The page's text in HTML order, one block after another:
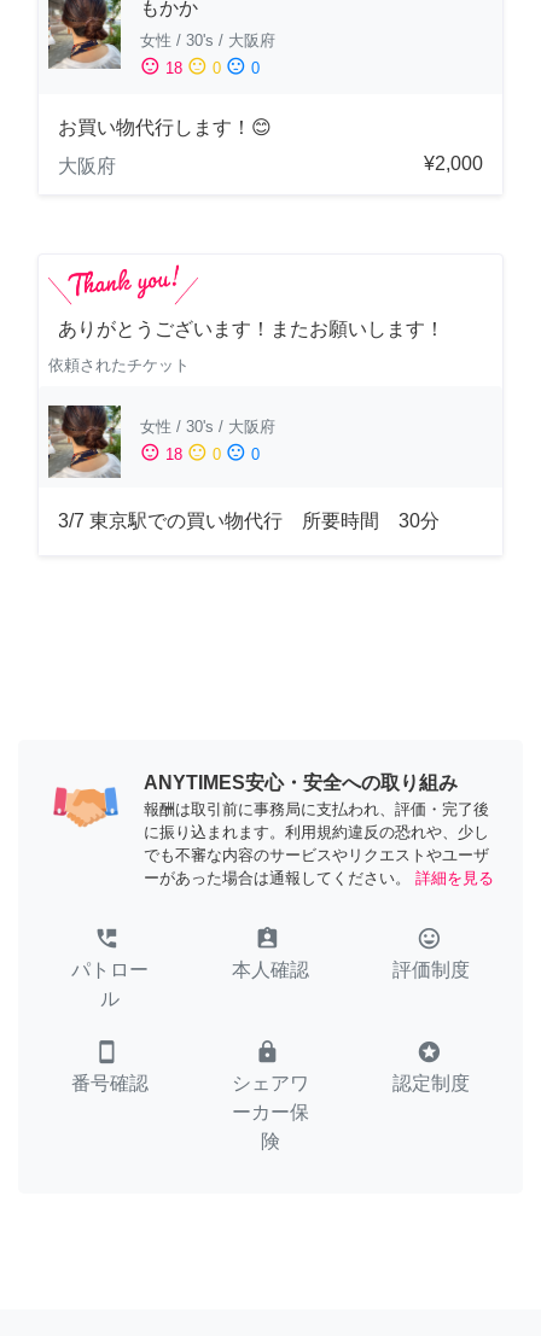
もかか
女性 / 30's / 大阪府
sentiment_satisfied 18 sentiment_neutral 0 sentiment_dissatisfied 0
お買い物代行します！😊
大阪府
¥2,000
ありがとうございます！またお願いします！
依頼されたチケット
女性 / 30's / 大阪府
sentiment_satisfied 18 sentiment_neutral 0 sentiment_dissatisfied 0
3/7 東京駅での買い物代行 所要時間 30分
ANYTIMES安心・安全への取り組み
報酬は取引前に事務局に支払われ、評価・完了後
に振り込まれます。利用規約違反の恐れや、少し
でも不審な内容のサービスやリクエストやユーザ
ーがあった場合は通報してください。
詳細を見る
perm_phone_msg
パトロー
ル
assignment_ind
本人確認
tag_faces
評価制度
smartphone
番号確認
lock
シェアワ
ーカー保
険
stars
認定制度